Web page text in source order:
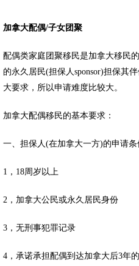
加拿大配偶/子女团聚
配偶类家庭团聚移民是加拿大移民
的永久居民(担保人sponsor)担保其
大要求，所以申请难度比较大。
加拿大配偶移民的基本要求：
一、担保人(在加拿大一方)的申请条
1，18周岁以上
2，加拿大公民或永久居民身份
3，无刑事犯罪记录
4，承诺承担配偶到达加拿大后3年